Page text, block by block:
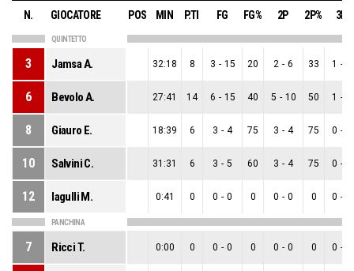
N. GIOCATORE POS MIN P.TI FG FG% 2P 2P% 3P
QUINTETTO
3 Jamsa A. 32:18 8 3 - 15 20 2 - 6 33 1 -
6 Bevolo A. 27:41 14 6 - 15 40 5 - 10 50 1 -
8 Giauro E. 18:39 6 3 - 4 75 3 - 4 75 0 -
10 Salvini C. 31:31 6 3 - 5 60 3 - 4 75 0 -
12 Iagulli M. 0:41 0 0 - 0 0 0 - 0 0 0 -
PANCHINA
7 Ricci T. 0:00 0 0 - 0 0 0 - 0 0 0 -